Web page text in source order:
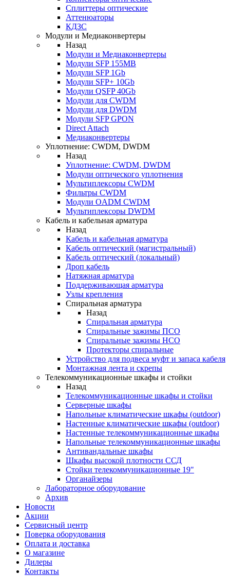
Сплиттеры оптические
Аттенюаторы
КДЗС
Модули и Медиаконвертеры
Назад
Модули и Медиаконвертеры
Модули SFP 155MB
Модули SFP 1Gb
Модули SFP+ 10Gb
Модули QSFP 40Gb
Модули для CWDM
Модули для DWDM
Модули SFP GPON
Direct Attach
Медиаконвертеры
Уплотнение: CWDM, DWDM
Назад
Уплотнение: CWDM, DWDM
Модули оптического уплотнения
Мультиплексоры CWDM
Фильтры CWDM
Модули OADM CWDM
Мультиплексоры DWDM
Кабель и кабельная арматура
Назад
Кабель и кабельная арматура
Кабель оптический (магистральный)
Кабель оптический (локальный)
Дроп кабель
Натяжная арматура
Поддерживающая арматура
Узлы крепления
Спиральная арматура
Назад
Спиральная арматура
Спиральные зажимы ПСО
Спиральные зажимы НСО
Протекторы спиральные
Устройство для подвеса муфт и запаса кабеля
Монтажная лента и скрепы
Телекоммуникационные шкафы и стойки
Назад
Телекоммуникационные шкафы и стойки
Серверные шкафы
Напольные климатические шкафы (outdoor)
Настенные климатические шкафы (outdoor)
Настенные телекоммуникационные шкафы
Напольные телекоммуникационные шкафы
Антивандальные шкафы
Шкафы высокой плотности ССД
Стойки телекоммуникационные 19"
Органайзеры
Лабораторное оборудование
Архив
Новости
Акции
Сервисный центр
Поверка оборудования
Оплата и доставка
О магазине
Дилеры
Контакты